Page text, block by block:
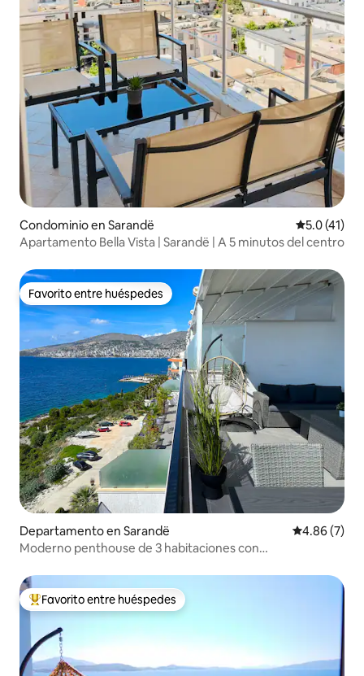
Condominio en Sarandë Calificación
5.0 (41)
Apartamento Bella Vista | Sarandë | A 5 minutos del centro
Favorito entre huéspedes
Favorito entre huéspedes
Departamento en Sarandë Calificación
4.86 (7)
Moderno penthouse de 3 habitaciones con
De los mejores en Favorito entre huéspedes
Favorito entre huéspedes